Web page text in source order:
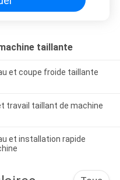
taillante
et coupe froide taillante
travail taillant de machine
et installation rapide